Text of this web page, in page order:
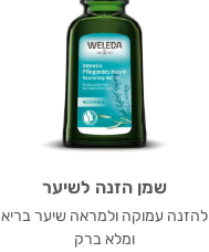
שמן הזנה לשיער
להזנה עמוקה ולמראה שיער בריא
ומלא ברק